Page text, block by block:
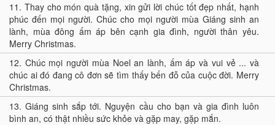
11. Thay cho món quà tặng, xin gửi lời chúc tốt đẹp nhất, hạnh
phúc đến mọi người. Chúc cho mọi người mùa Giáng sinh an
lành, mùa đông ấm áp bên cạnh gia đình, người thân yêu.
Merry Christmas.
12. Chúc mọi người mùa Noel an lành, ấm áp và vui vẻ ... và
chúc ai đó đang cô đơn sẽ tìm thấy bến đỗ của cuộc đời. Merry
Christmas.
13.Giáng sinh sắp tới. Nguyện cầu cho bạn và gia đình luôn
bình an, có thật nhiều sức khỏe và gặp may, gặp mắn.